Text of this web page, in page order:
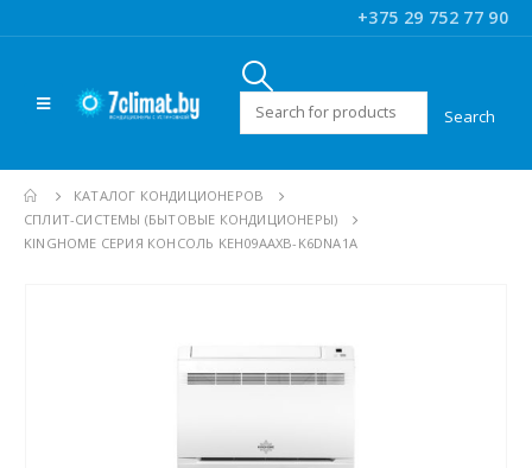
+375 29 752 77 90
Искать:
КАТАЛОГ КОНДИЦИОНЕРОВ
CПЛИТ-СИСТЕМЫ (БЫТОВЫЕ КОНДИЦИОНЕРЫ)
KINGHOME СЕРИЯ КОНСОЛЬ KEH09AAXB-K6DNA1A